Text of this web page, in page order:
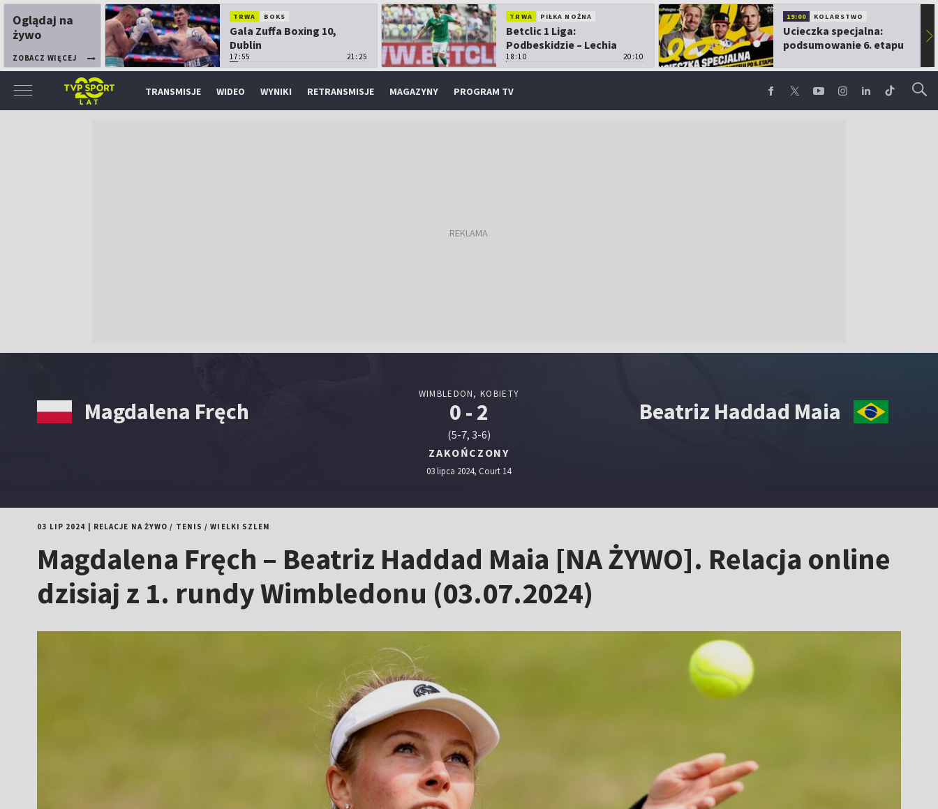
Oglądaj na
żywo
ZOBACZ WIĘCEJ
TRWA BOKS
Gala Zuffa Boxing 10,
Dublin
17:55 21:25
TRWA PIŁKA NOŻNA
Betclic 1 Liga:
Podbeskidzie – Lechia
Gdańsk
18:10 20:10
19:00 KOLARSTWO
Ucieczka specjalna:
podsumowanie 6. etapu
▶
TRANSMISJE WIDEO WYNIKI RETRANSMISJE MAGAZYNY PROGRAM TV
Magdalena Fręch
WIMBLEDON, KOBIETY
0 - 2
(5-7, 3-6)
ZAKOŃCZONY
03 lipca 2024, Court 14
Beatriz Haddad Maia
03 LIP 2024 RELACJE NA ŻYWO / TENIS /WIELKI SZLEM
Magdalena Fręch – Beatriz Haddad Maia [NA ŻYWO]. Relacja online
dzisiaj z 1. rundy Wimbledonu (03.07.2024)